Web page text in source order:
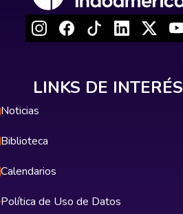
LINKS DE INTERÉS
Noticias
Biblioteca
Calendarios
Política de Uso de Datos